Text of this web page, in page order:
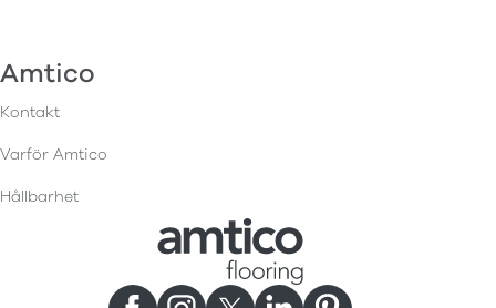
Amtico
Kontakt
Varför Amtico
Hållbarhet